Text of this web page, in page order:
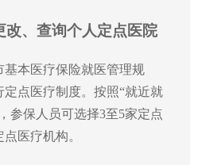
改、查询个人定点医院
基本医疗保险就医管理规
点医疗制度。按照“就近就
参保人员可选择3至5家定点
医疗机构。